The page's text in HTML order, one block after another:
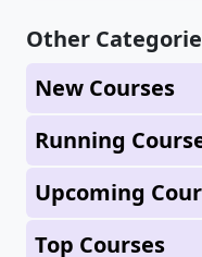
Other
New Courses
Running
Upcoming
Top Courses